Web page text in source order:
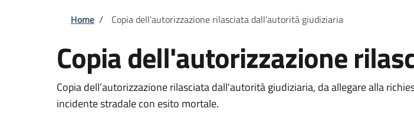
Briciole di pane
Home / Copia dell'autorizzazione rilasciata dall'autorità giudiziaria
Copia dell'autorizzazione
Copia dell’autorizzazione rilasciata dall'autorità giudiziaria, da allegare alla
incidente stradale con esito mortale.